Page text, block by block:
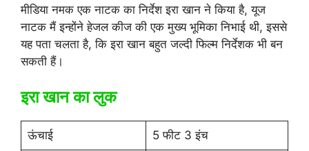
मीडिया नमक एक नाटक का निर्देश इरा खान ने किया है, यूज
नाटक मैं इन्होंने हेजल कीज की एक मुख्य भूमिका निभाई थी, इससे
यह पता चलता है, कि इरा खान बहुत जल्दी फिल्म निर्देशक भी बन
सकती हैं।
इरा खान का लुक
ऊंचाई 5 फीट 3 इंच